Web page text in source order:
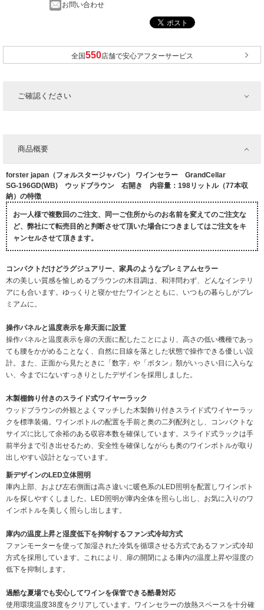
お問い合わせ
全国 店舗で安心アフターサービス
ご確認ください
商品概要
forster japan（フォルスタージャパン） ワインセラー GrandCellar
SG-196GD(WB) ウッドブラウン 右開き 内容量：198リットル（77本収
納）の特徴
お一人様で複数回のご注文、同一ご住所からのお名前を変えてのご注文な
ど、弊社にて転売目的と判断させて頂いた場合につきましてはご注文をキ
ャンセルさせて頂きます。
コンパクトだけどラグジュアリー、家具のようなプレミアムセラー
木の美しい質感を愉しめるブラウンの木目調は、和洋問わず、どんなインテリ
アにも合います。ゆっくりと寝かせたワインとともに、いつもの暮らしがプレ
ミアムに。
操作パネルと温度表示を扉天面に設置
操作パネルと温度表示を扉の天面に配したことにより、高さの低い機種であっ
ても腰をかがめることなく、自然に目線を落とした状態で操作できる優しい設
計。また、正面から見たときに「数字」や「ボタン」類がいっさい目に入らな
い、今までにないすっきりとしたデザインを採用しました。
木製棚飾り付きのスライド式ワイヤーラック
ウッドブラウンの外観とよくマッチした木製飾り付きスライド式ワイヤーラッ
クを標準装備。ワインボトルの配置を手前と奥の二列配列とし、コンパクトな
サイズに比して余裕のある収容本数を確保しています。スライド式ラックは手
前半分まで引き出せるため、安全性を確保しながらも奥のワインボトルが取り
出しやすい設計となっています。
新デザインのLED立体照明
庫内上部、および左右側面は高さ違いに暖色系のLED照明を配置しワインボト
ルを探しやすくしました。LED照明が庫内全体を照らし出し、お気に入りのワ
インボトルを美しく照らし出します。
庫内の温度上昇と湿度低下を抑制するファン式冷却方式
ファンモーターを使って加湿された冷気を循環させる方式であるファン式冷却
方式を採用しています。これにより、扉の開閉による庫内の温度上昇や湿度の
低下を抑制します。
過酷な夏場でも安心してワインを保管できる酷暑対応
使用環境温度38度をクリアしています。ワインセラーの放熱スペースを十分確